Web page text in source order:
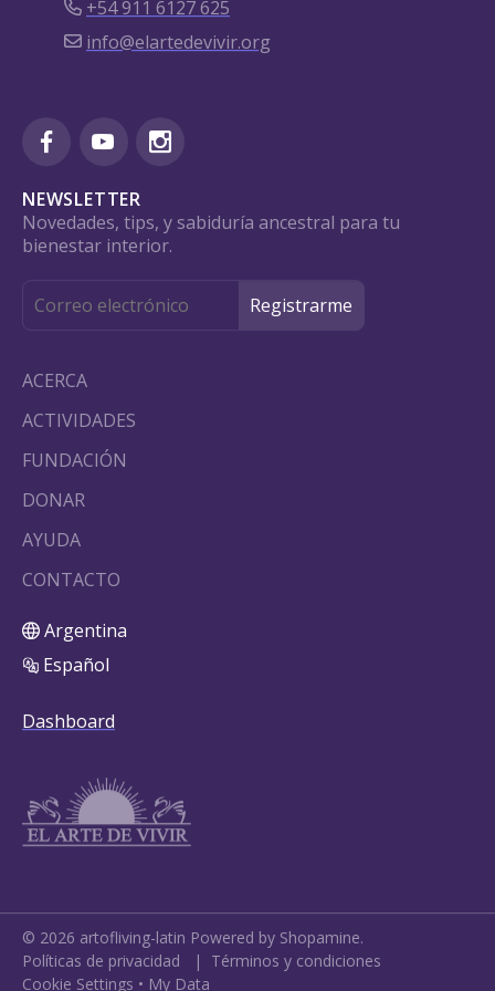
+54 911 6127 625
info@elartedevivir.org
NEWSLETTER
Novedades, tips, y sabiduría ancestral para tu
bienestar interior.
ACERCA
ACTIVIDADES
FUNDACIÓN
DONAR
AYUDA
CONTACTO
Argentina
Español
Dashboard
© 2026 artofliving-latin Powered by Shopamine.
Políticas de privacidad | Términos y condiciones
Cookie Settings • My Data